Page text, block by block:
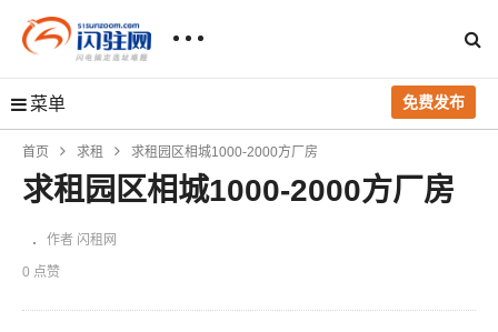
菜单 免费发布
首页 求租 求租园区相城1000-2000方厂房
求租园区相城1000-2000方厂房
作者 闪租网
0 点赞